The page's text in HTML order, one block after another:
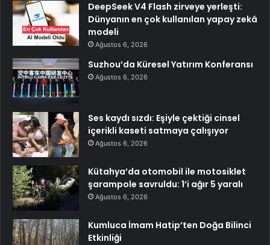
DeepSeek V4 Flash zirveye yerleşti:
Dünyanın en çok kullanılan yapay zekâ
modeli
Ağustos 6, 2026
Suzhou’da Küresel Yatırım Konferansı
Ağustos 6, 2026
Ses kaydı sızdı: Eşiyle çektiği cinsel
içerikli kaseti satmaya çalışıyor
Ağustos 6, 2026
Kütahya’da otomobil ile motosiklet
şarampole savruldu: 1’i ağır 5 yaralı
Ağustos 6, 2026
Kumluca İmam Hatip’ten Doğa Bilinci
Etkinliği